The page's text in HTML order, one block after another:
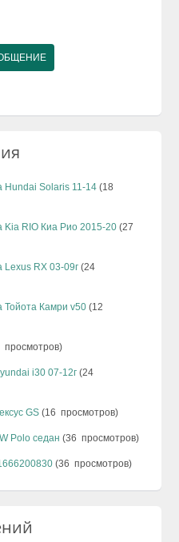
Hundai Solaris 11-14 (18
Kia RIO Киа Рио 2015-20 (27
RX 03-09г (24
Тойота Камри v50 (12
просмотров)
i30 07-12г (24
GS (16 просмотров)
Polo седан (36 просмотров)
(36 просмотров)